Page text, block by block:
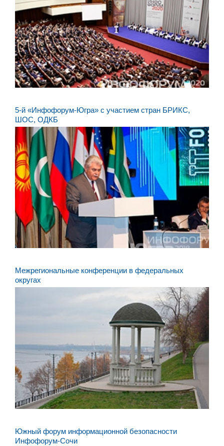
5-й «Инфофорум-Югра» с участием стран БРИКС,
ШОС, ОДКБ
Межрегиональные конференции в федеральных
округах
Южный форум информационной безопасности
Инфофорум-Сочи